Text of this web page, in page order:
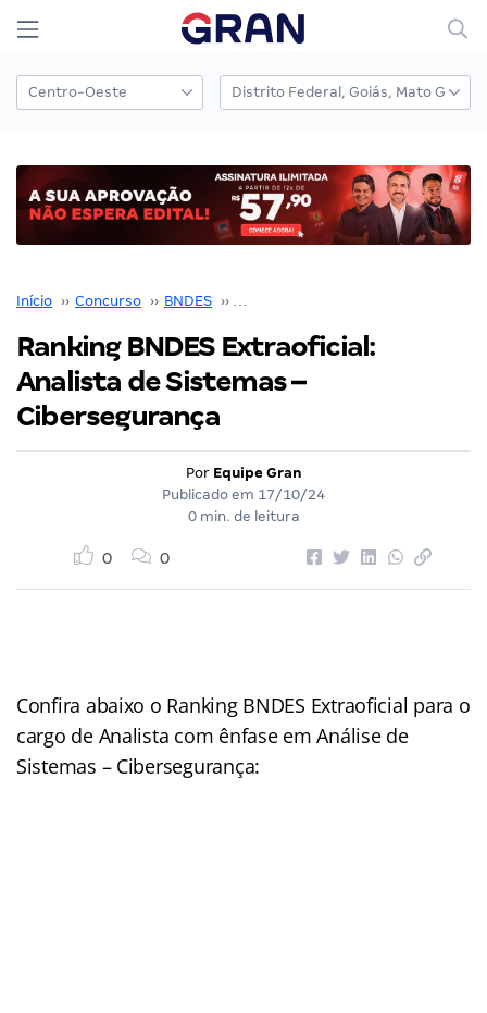
Início ›› Concurso ›› BNDES ››
Ranking BNDES Extraoficial:
Analista de Sistemas –
Cibersegurança
Por Equipe Gran
Publicado em 17/10/24
0 min. de leitura
0 0
Confira abaixo o Ranking BNDES Extraoficial para o
cargo de Analista com ênfase em Análise de
Sistemas – Cibersegurança: